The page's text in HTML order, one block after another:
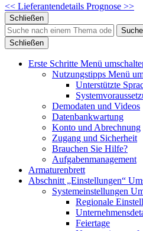
<< Lieferantendetails Prognose >>
Schließen
Schließen
Erste Schritte Menü
Nutzungstipps Menü
Unterstützte
Demodaten und Videos
Datenbankwartung
Konto und Abrechnung
Zugang und Sicherheit
Brauchen Sie Hilfe?
Aufgabenmanagement
Armaturenbrett
Abschnitt „Einstellungen“
Systemeinstellungen
Regionale
Feiertage